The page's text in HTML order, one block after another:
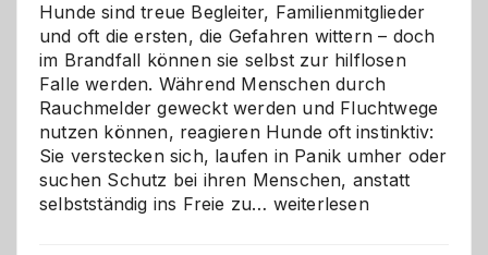
Hunde sind treue Begleiter, Familienmitglieder
und oft die ersten, die Gefahren wittern – doch
im Brandfall können sie selbst zur hilflosen
Falle werden. Während Menschen durch
Rauchmelder geweckt werden und Fluchtwege
nutzen können, reagieren Hunde oft instinktiv:
Sie verstecken sich, laufen in Panik umher oder
suchen Schutz bei ihren Menschen, anstatt
selbstständig ins Freie zu… Wenn
weiterlesen